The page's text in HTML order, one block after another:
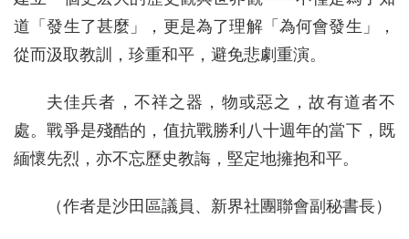
道「發生了甚麼」，更是為了理解「為何會發生」，
從而汲取教訓，珍重和平，避免悲劇重演。
夫佳兵者，不祥之器，物或惡之，故有道者不
處。戰爭是殘酷的，值抗戰勝利八十週年的當下，既
緬懷先烈，亦不忘歷史教誨，堅定地擁抱和平。
（作者是沙田區議員、新界社團聯會副秘書長）